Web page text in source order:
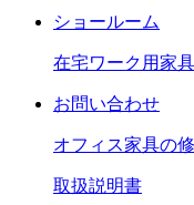
ショールーム
在宅ワーク用家
お問い合わせ
オフィス家具の
取扱説明書